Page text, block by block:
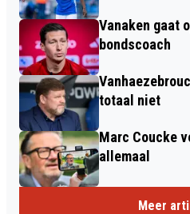
Vanaken gaat
bondscoach
totaal niet
Marc Coucke
allemaal
Meer